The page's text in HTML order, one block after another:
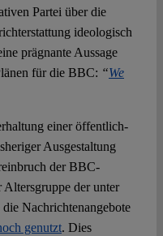
Partei über die
ideologisch
prägnante Aussage
für die BBC: “We
einer öffentlich-
Ausgestaltung
der BBC-
der unter
Nachrichtenangebote
genutzt. Dies